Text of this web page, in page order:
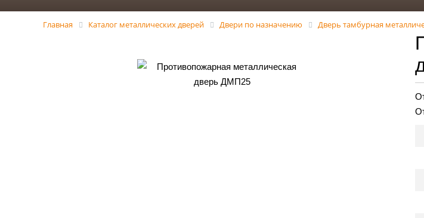
Главная Каталог металлических дверей Двери по назначению Дверь тамбурная